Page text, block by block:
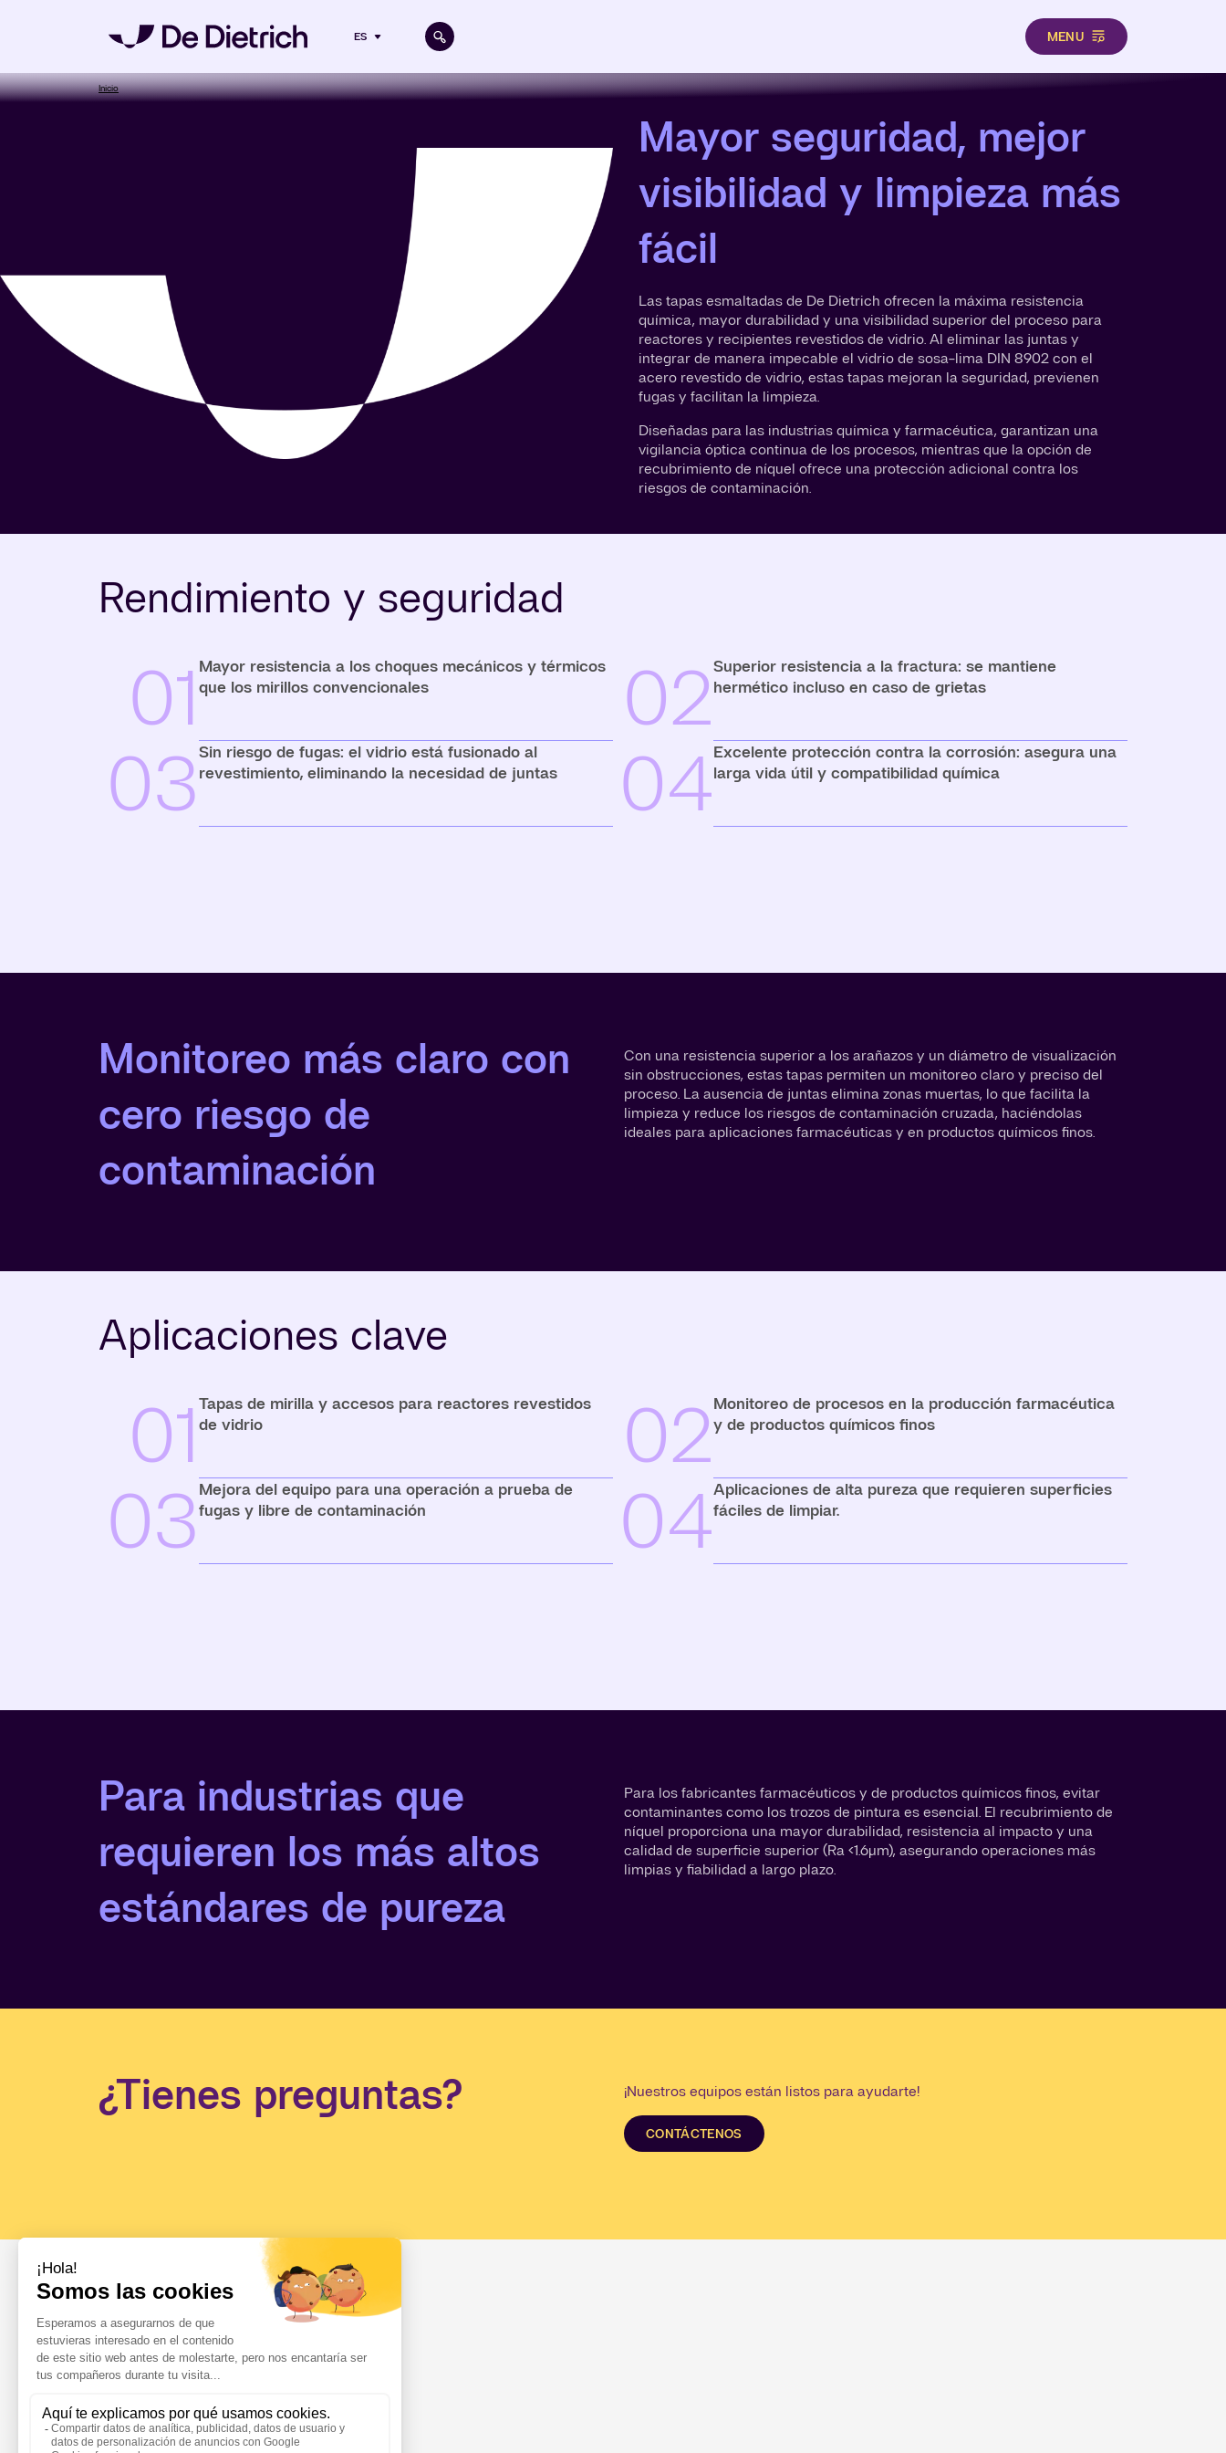
Pasar al contenido principal
ES MENU
Inicio
Mayor seguridad, mejor
visibilidad y limpieza más
fácil
Las tapas esmaltadas de De Dietrich ofrecen la máxima resistencia
química, mayor durabilidad y una visibilidad superior del proceso para
reactores y recipientes revestidos de vidrio. Al eliminar las juntas y
integrar de manera impecable el vidrio de sosa-lima DIN 8902 con el
acero revestido de vidrio, estas tapas mejoran la seguridad, previenen
fugas y facilitan la limpieza.
Diseñadas para las industrias química y farmacéutica, garantizan una
vigilancia óptica continua de los procesos, mientras que la opción de
recubrimiento de níquel ofrece una protección adicional contra los
riesgos de contaminación.
Rendimiento y seguridad
01 Mayor resistencia a los choques mecánicos y térmicos
que los mirillos convencionales
02Superior resistencia a la fractura: se mantiene
hermético incluso en caso de grietas
03Sin riesgo de fugas: el vidrio está fusionado al
revestimiento, eliminando la necesidad de juntas
04Excelente protección contra la corrosión: asegura una
larga vida útil y compatibilidad química
Monitoreo más claro con
cero riesgo de
contaminación
Con una resistencia superior a los arañazos y un diámetro de visualización
sin obstrucciones, estas tapas permiten un monitoreo claro y preciso del
proceso. La ausencia de juntas elimina zonas muertas, lo que facilita la
limpieza y reduce los riesgos de contaminación cruzada, haciéndolas
ideales para aplicaciones farmacéuticas y en productos químicos finos.
Aplicaciones clave
01 Tapas de mirilla y accesos para reactores revestidos
de vidrio
02Monitoreo de procesos en la producción farmacéutica
y de productos químicos finos
03 Mejora del equipo para una operación a prueba de
fugas y libre de contaminación
04Aplicaciones de alta pureza que requieren superficies
fáciles de limpiar.
Para industrias que
requieren los más altos
estándares de pureza
Para los fabricantes farmacéuticos y de productos químicos finos, evitar
contaminantes como los trozos de pintura es esencial. El recubrimiento de
níquel proporciona una mayor durabilidad, resistencia al impacto y una
calidad de superficie superior (Ra <1.6µm), asegurando operaciones más
limpias y fiabilidad a largo plazo.
¿Tienes preguntas? ¡Nuestros equipos están listos para ayudarte!
CONTÁCTENOS